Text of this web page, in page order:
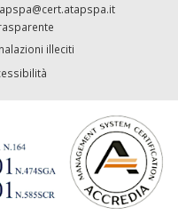
illeciti